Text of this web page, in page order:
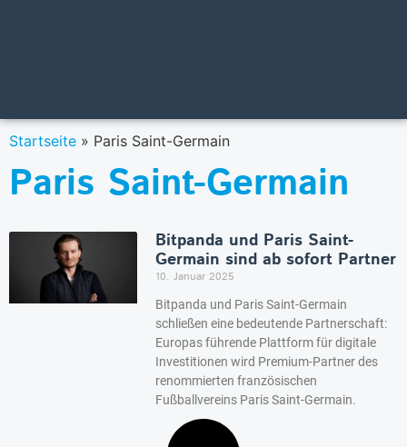
Startseite » Paris Saint-Germain
Paris Saint-Germain
Bitpanda und Paris Saint-
Germain sind ab sofort Partner
10. Januar 2025
Bitpanda und Paris Saint-Germain
schließen eine bedeutende Partnerschaft:
Europas führende Plattform für digitale
Investitionen wird Premium-Partner des
renommierten französischen
Fußballvereins Paris Saint-Germain.